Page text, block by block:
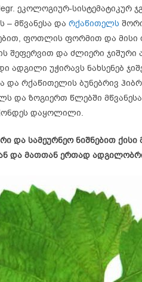
ეკოლოგიურ-სისტემატიკურ
– მწვანესა და რქაწითელს
ფოთლის ფორმით და
შეფერვით და ძლიერი ჯიშური
ადგილი უჭირავს ნახსენებ
და რქაწითელის ბუნებრივ
და ზოგიერთ წლებში
დაყოლილი.
და სამეურნეო ნიშნებით
და მათთან ერთად